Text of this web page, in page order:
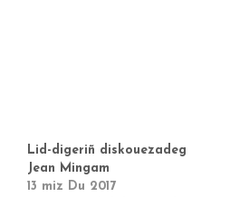
Lid-digeriñ diskouezadeg
Jean Mingam
13 miz Du 2017